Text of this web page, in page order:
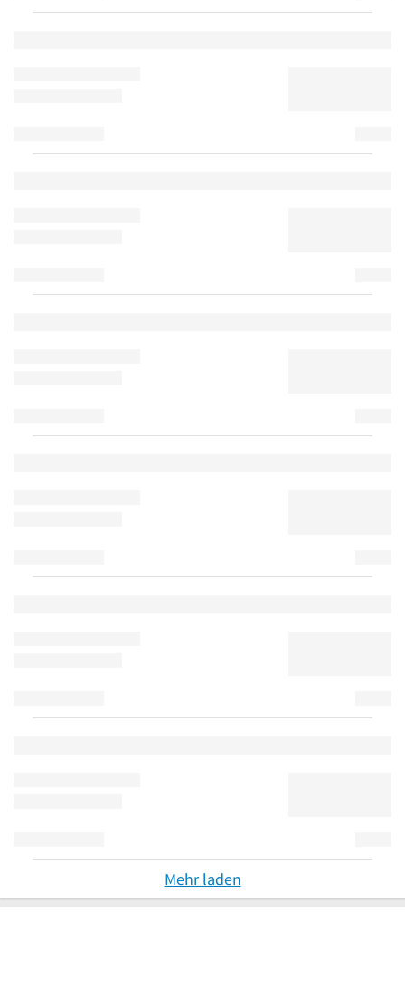
Mehr laden